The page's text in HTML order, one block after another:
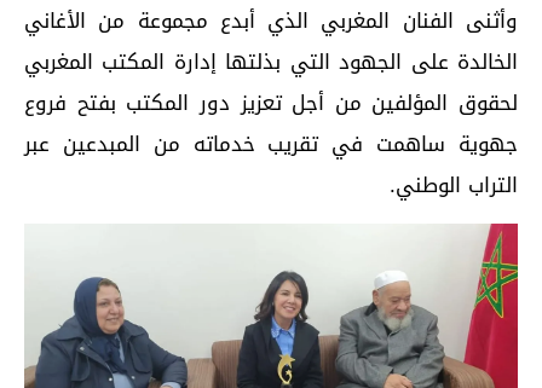
وأثنى الفنان المغربي الذي أبدع مجموعة من الأغاني
الخالدة على الجهود التي بذلتها إدارة المكتب المغربي
لحقوق المؤلفين من أجل تعزيز دور المكتب بفتح فروع
جهوية ساهمت في تقريب خدماته من المبدعين عبر
التراب الوطني.